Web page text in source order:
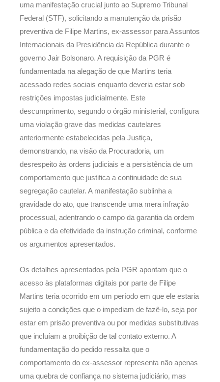
uma manifestação crucial junto ao Supremo Tribunal
Federal (STF), solicitando a manutenção da prisão
preventiva de Filipe Martins, ex-assessor para Assuntos
Internacionais da Presidência da República durante o
governo Jair Bolsonaro. A requisição da PGR é
fundamentada na alegação de que Martins teria
acessado redes sociais enquanto deveria estar sob
restrições impostas judicialmente. Este
descumprimento, segundo o órgão ministerial, configura
uma violação grave das medidas cautelares
anteriormente estabelecidas pela Justiça,
demonstrando, na visão da Procuradoria, um
desrespeito às ordens judiciais e a persistência de um
comportamento que justifica a continuidade de sua
segregação cautelar. A manifestação sublinha a
gravidade do ato, que transcende uma mera infração
processual, adentrando o campo da garantia da ordem
pública e da efetividade da instrução criminal, conforme
os argumentos apresentados.
Os detalhes apresentados pela PGR apontam que o
acesso às plataformas digitais por parte de Filipe
Martins teria ocorrido em um período em que ele estaria
sujeito a condições que o impediam de fazê-lo, seja por
estar em prisão preventiva ou por medidas substitutivas
que incluíam a proibição de tal contato externo. A
fundamentação do pedido ressalta que o
comportamento do ex-assessor representa não apenas
uma quebra de confiança no sistema judiciário, mas